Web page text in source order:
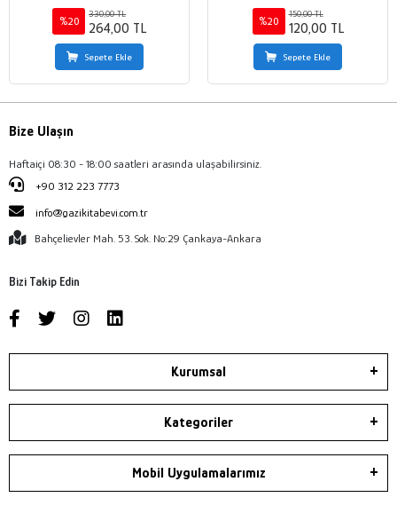
%20
330,00 TL
264,00 TL
Sepete Ekle
%20
150,00 TL
120,00 TL
Sepete Ekle
Bize Ulaşın
Haftaiçi 08:30 - 18:00 saatleri arasında ulaşabilirsiniz.
+90 312 223 7773
info@gazikitabevi.com.tr
Bahçelievler Mah. 53. Sok. No:29 Çankaya-Ankara
Bizi Takip Edin
Kurumsal
Kategoriler
Mobil Uygulamalarımız